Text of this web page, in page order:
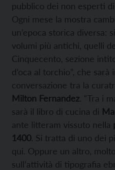
pubblico dei non esperti
Ogni mese la mostra
un’epoca storica diversa:
volumi più antichi, quelli
Cinquecento, sezione
d’oca al torchio”, che
conversazione tra la
Milton Fernandez. “Tra i
sarà il libro di cucina di
ante litteram vissuto nella
1400. Si tratta di uno dei
qui. Oppure un altro,
sull’attività di tipografia